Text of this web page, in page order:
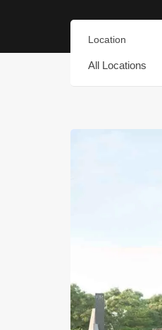
Location
All Locations